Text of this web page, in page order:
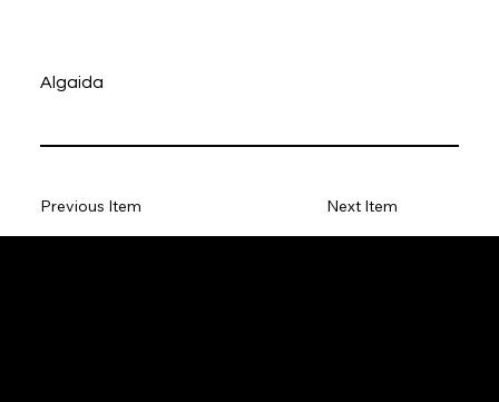
Algaida
Next Item
Previous Item